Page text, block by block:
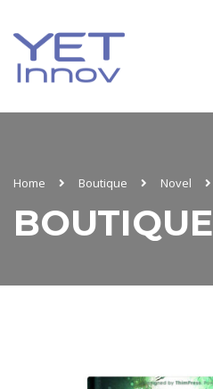
Home Boutique Novel
BOUTIQUE